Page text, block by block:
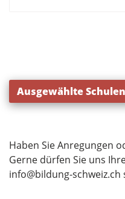
Ausgewählte
Haben Sie Anregungen
Gerne dürfen Sie uns
info@bildung-schweiz.ch